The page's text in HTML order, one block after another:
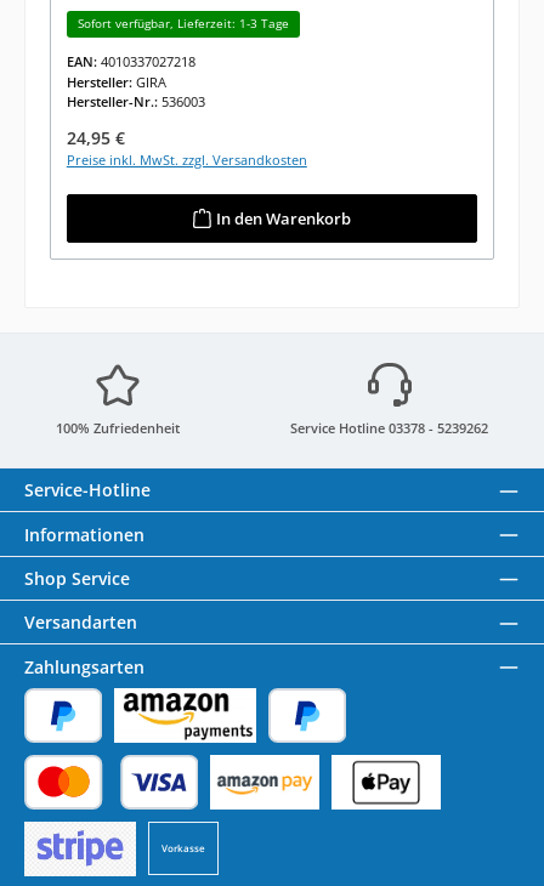
Sofort verfügbar, Lieferzeit: 1-3 Tage
EAN: 4010337027218
Hersteller: GIRA
Hersteller-Nr.: 536003
Regulärer Preis:
24,95 €
Preise inkl. MwSt. zzgl. Versandkosten
In den Warenkorb
100% Zufriedenheit Service Hotline 03378 - 5239262
Service-Hotline
Informationen
Shop Service
Versandarten
Zahlungsarten
PayPal Amazon Pay Später Bezahlen
Kredit- oder Debitkarte
Vorkasse
Benutzerdefiniertes Bild 1